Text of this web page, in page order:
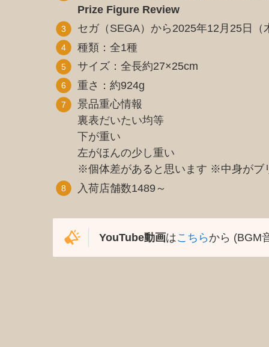
Prize Figure Review
セガ（SEGA）から2025年12月25日（
種類：全1種
サイズ：全長約27×25cm
重さ：約924g
景品重心情報
裏表だいたい均等
下が重い
左がほんの少し重い
※個体差があると思います ※中身がブ
入荷店舗数1489～
YouTube動画はこちら から (BGM